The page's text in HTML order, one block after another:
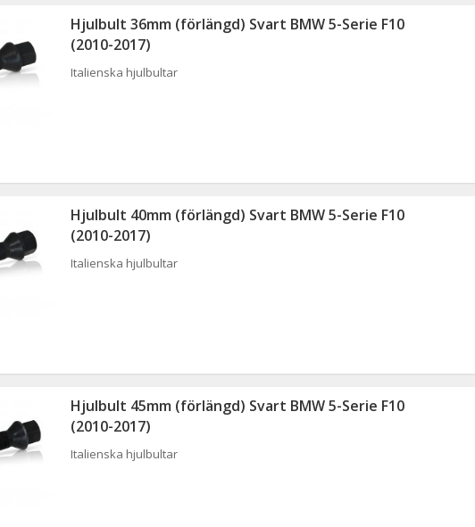
Hjulbult 36mm (förlängd) Svart BMW 5-Serie F10
(2010-2017)
Italienska hjulbultar
Hjulbult 40mm (förlängd) Svart BMW 5-Serie F10
(2010-2017)
Italienska hjulbultar
Hjulbult 45mm (förlängd) Svart BMW 5-Serie F10
(2010-2017)
Italienska hjulbultar